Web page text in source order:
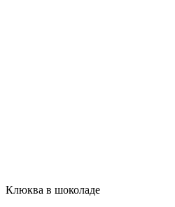
Клюква в шоколаде